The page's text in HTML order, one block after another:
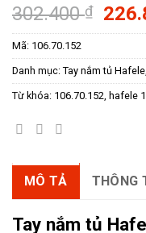
302.400₫
Giá
gốc
Mã: 106.70.152
Danh mục: Tay nắm tủ Hafele
Từ khóa: 106.70.152 hafele
MÔ TẢ THÔNG
Tay nắm tủ